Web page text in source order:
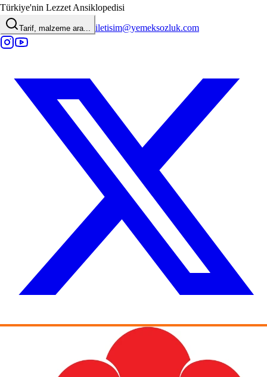
Türkiye'nin Lezzet Ansiklopedisi
Tarif, malzeme ara... iletisim@yemeksozluk.com